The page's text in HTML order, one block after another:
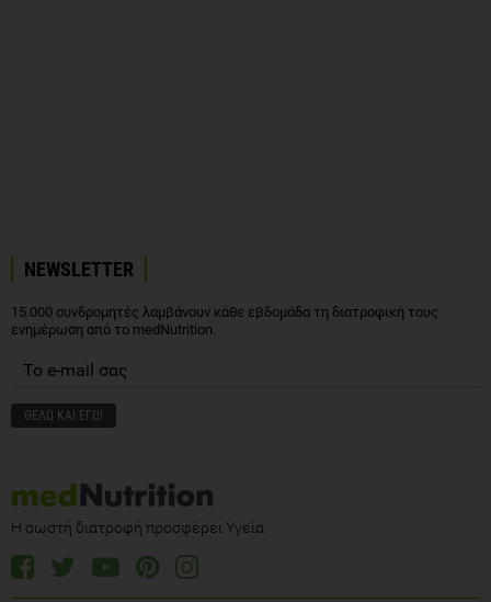
NEWSLETTER
15.000 συνδρομητές λαμβάνουν κάθε εβδομάδα τη διατροφική τους
ενημέρωση από το medNutrition.
Η σωστή διατροφή προσφέρει Υγεία